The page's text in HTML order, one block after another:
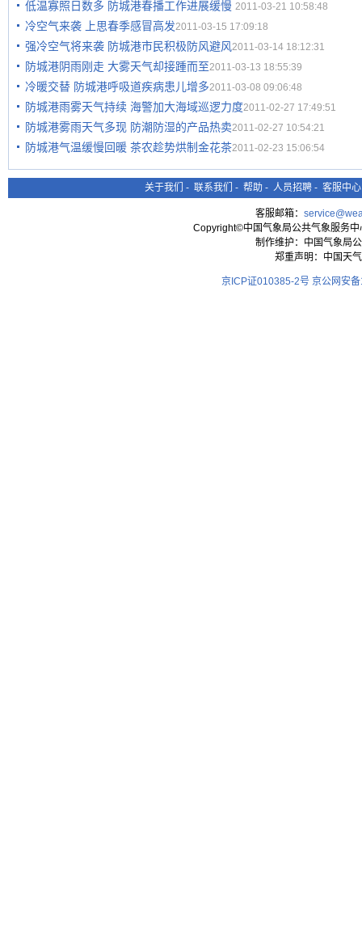
低温寡照日数多 防城港春播工作进展缓慢 2011-03-21 10:58:48
冷空气来袭 上思春季感冒高发2011-03-15 17:09:18
强冷空气将来袭 防城港市民积极防风避风2011-03-14 18:12:31
防城港阴雨刚走 大雾天气却接踵而至2011-03-13 18:55:39
冷暖交替 防城港呼吸道疾病患儿增多2011-03-08 09:06:48
防城港雨雾天气持续 海警加大海域巡逻力度2011-02-27 17:49:51
防城港雾雨天气多现 防潮防湿的产品热卖2011-02-27 10:54:21
防城港气温缓慢回暖 茶农趁势烘制金花茶2011-02-23 15:06:54
关于我们 - 联系我们 - 帮助 - 人员招聘 - 客服中心
客服邮箱：
Copyright©中国气象局公共气象服务
制作维护：中国气象局
郑重声明：中国天
京ICP证010385-2号 京公网安